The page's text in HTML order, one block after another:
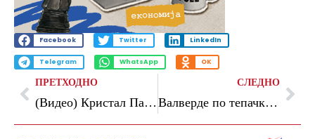
Facebook Twitter LinkedIn
Telegram WhatsApp OK
ПРЕТХОДНО
(Видео) Кристал Палас ја освои Конференциската лига
СЛЕДНО
Валверде по тепачката: Ова ќе ми помогне да бидам подобар капитен